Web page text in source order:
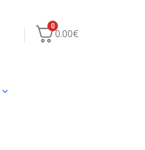
0
0.00€